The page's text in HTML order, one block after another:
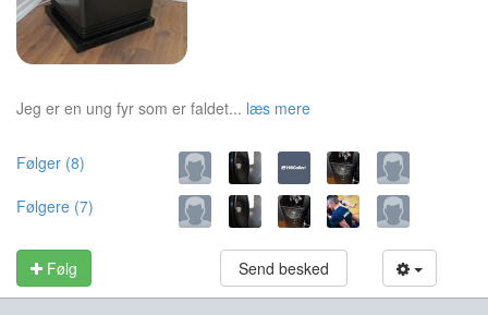
Jeg er en ung fyr som er faldet... læs mere
Følger (8)
Følgere (7)
Følg Send besked